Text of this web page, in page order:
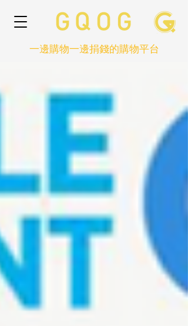
一邊購物一邊捐錢的購物平台